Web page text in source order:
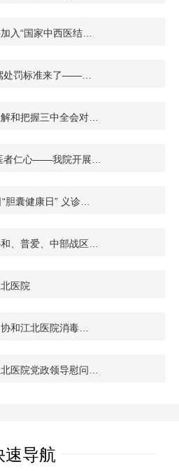
加入“国家中西医结…
处罚标准来了——…
解和把握三中全会对…
者仁心——我院开展…
“胆囊健康日” 义诊…
、普爱、中部战区…
医院
协和江北医院消毒…
北医院党政领导慰问…
速导航